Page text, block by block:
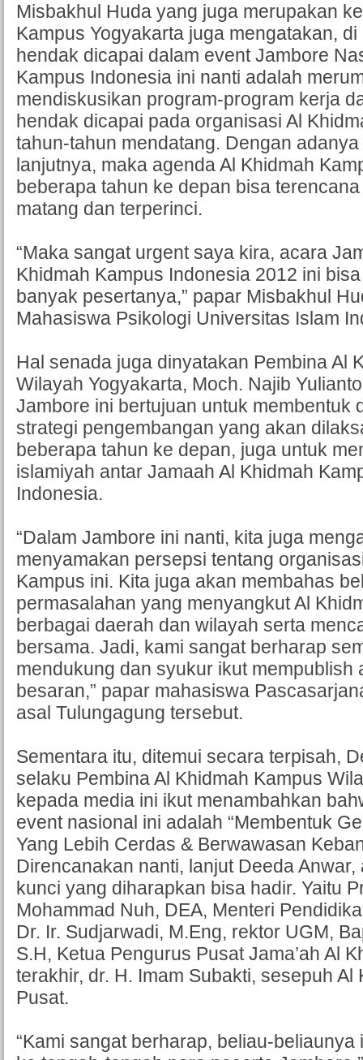
Misbakhul Huda yang juga merupakan
Kampus Yogyakarta juga mengatakan,
hendak dicapai dalam event Jambore
Kampus Indonesia ini nanti adalah
mendiskusikan program-program kerja
hendak dicapai pada organisasi Al
tahun-tahun mendatang. Dengan
lanjutnya, maka agenda Al Khidmah
beberapa tahun ke depan bisa
matang dan terperinci.
“Maka sangat urgent saya kira, acara
Khidmah Kampus Indonesia 2012 ini
banyak pesertanya,” papar Misbakhul
Mahasiswa Psikologi Universitas Islam
Hal senada juga dinyatakan Pembina Al
Wilayah Yogyakarta, Moch. Najib
Jambore ini bertujuan untuk membentuk
strategi pengembangan yang akan
beberapa tahun ke depan, juga untuk
islamiyah antar Jamaah Al Khidmah
Indonesia.
“Dalam Jambore ini nanti, kita juga
menyamakan persepsi tentang
Kampus ini. Kita juga akan membahas
permasalahan yang menyangkut Al
berbagai daerah dan wilayah serta
bersama. Jadi, kami sangat berharap
mendukung dan syukur ikut mempublish
besaran,” papar mahasiswa
asal Tulungagung tersebut.
Sementara itu, ditemui secara terpisah,
selaku Pembina Al Khidmah Kampus
kepada media ini ikut menambahkan
event nasional ini adalah “Membentuk
Yang Lebih Cerdas & Berwawasan
Direncanakan nanti, lanjut Deeda
kunci yang diharapkan bisa hadir. Yaitu
Mohammad Nuh, DEA, Menteri
Dr. Ir. Sudjarwadi, M.Eng, rektor UGM,
S.H, Ketua Pengurus Pusat Jama’ah Al
terakhir, dr. H. Imam Subakti, sesepuh Al
Pusat.
“Kami sangat berharap, beliau-beliaunya